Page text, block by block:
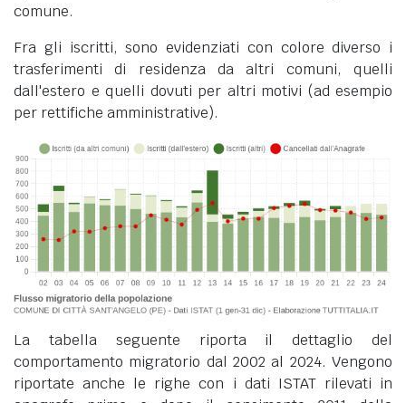
comune.
Fra gli iscritti, sono evidenziati con colore diverso i
trasferimenti di residenza da altri comuni, quelli
dall'estero e quelli dovuti per altri motivi (ad esempio
per rettifiche amministrative).
La tabella seguente riporta il dettaglio del
comportamento migratorio dal 2002 al 2024. Vengono
riportate anche le righe con i dati ISTAT rilevati in